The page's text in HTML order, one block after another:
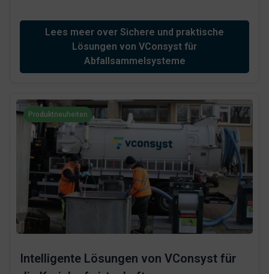
Lees meer over Sichere und praktische
Lösungen von VConsyst für
Abfallsammelsysteme
Produktneuheiten
Intelligente Lösungen von VConsyst für